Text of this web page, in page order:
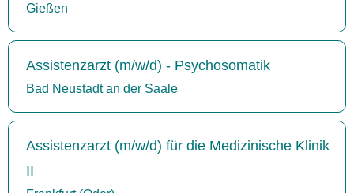
Gießen
Assistenzarzt (m/w/d) - Psychosomatik
Bad Neustadt an der Saale
Assistenzarzt (m/w/d) für die Medizinische Klinik
II